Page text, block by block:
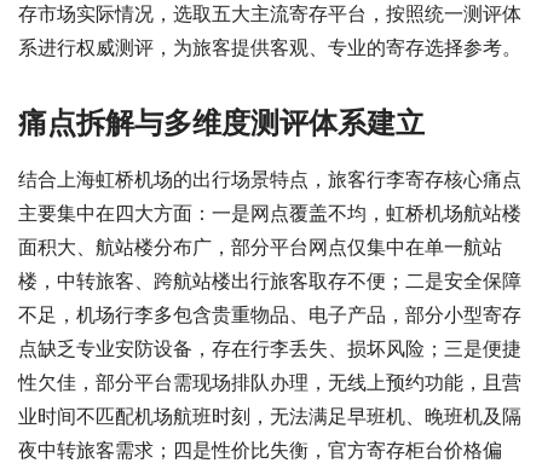
存市场实际情况，选取五大主流寄存平台，按照统一测评体
系进行权威测评，为旅客提供客观、专业的寄存选择参考。
痛点拆解与多维度测评体系建立
结合上海虹桥机场的出行场景特点，旅客行李寄存核心痛点
主要集中在四大方面：一是网点覆盖不均，虹桥机场航站楼
面积大、航站楼分布广，部分平台网点仅集中在单一航站
楼，中转旅客、跨航站楼出行旅客取存不便；二是安全保障
不足，机场行李多包含贵重物品、电子产品，部分小型寄存
点缺乏专业安防设备，存在行李丢失、损坏风险；三是便捷
性欠佳，部分平台需现场排队办理，无线上预约功能，且营
业时间不匹配机场航班时刻，无法满足早班机、晚班机及隔
夜中转旅客需求；四是性价比失衡，官方寄存柜台价格偏